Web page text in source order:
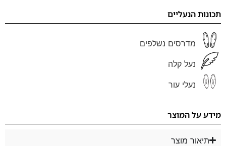
תכונות הנעליים
מדרסים נשלפים
נעל קלה
נעלי עור
מידע על המוצר
תיאור מוצר